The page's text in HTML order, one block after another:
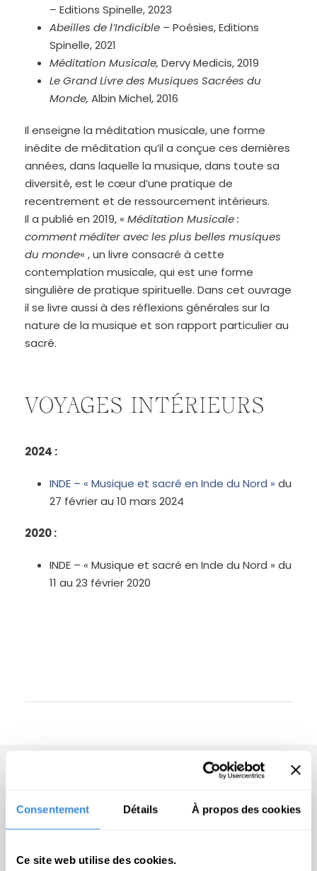
Consentement Détails À propos des cookies
Ce site web utilise des cookies.
– Editions Spinelle, 2023
Abeilles de l’Indicible – Poésies, Editions
Spinelle, 2021
Méditation Musicale, Dervy Medicis, 2019
Le Grand Livre des Musiques Sacrées du
Monde, Albin Michel, 2016
Il enseigne la méditation musicale, une forme
inédite de méditation qu’il a conçue ces dernières
années, dans laquelle la musique, dans toute sa
diversité, est le cœur d’une pratique de
recentrement et de ressourcement intérieurs.
Il a publié en 2019, « Méditation Musicale :
comment méditer avec les plus belles musiques
du monde« , un livre consacré à cette
contemplation musicale, qui est une forme
singulière de pratique spirituelle. Dans cet ouvrage
il se livre aussi à des réflexions générales sur la
nature de la musique et son rapport particulier au
sacré.
VOYAGES INTÉRIEURS
2024 :
INDE – « Musique et sacré en Inde du Nord » du
27 février au 10 mars 2024
2020 :
INDE – « Musique et sacré en Inde du Nord » du
11 au 23 février 2020
Qui sommes-nous ?
Voyages Intérieurs, c’est une équipe de